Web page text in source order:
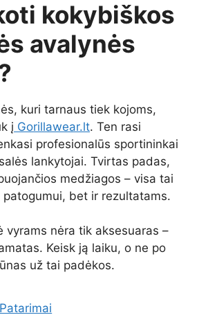
kokybiškos
avalynės
kuri tarnaus tiek kojoms,
į Gorillawear.lt. Ten rasi
profesionalūs sportininkai
lankytojai. Tvirtas padas,
medžiagos – visa tai
bet ir rezultatams.
vyrams nėra tik aksesuaras –
Keisk ją laiku, o ne po
už tai padėkos.
Patarimai